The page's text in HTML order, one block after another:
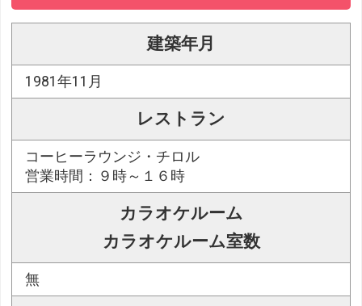
建築年月
1981年11月
レストラン
コーヒーラウンジ・チロル
営業時間：９時～１６時
カラオケルーム
カラオケルーム室数
無